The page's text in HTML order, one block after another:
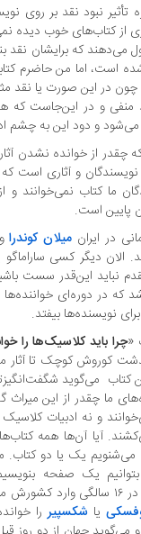
تأثیر نبود نقد بر روی
از کتاب‌های خوب دیده
می‌دهند که برایشان نقد
شده است، اما من حاضرم
چون در این صورت یا
منفی و در این‌جاست که
و دود این به چشم
چقدر از خوانده نشدن
نویسندگان و آثاری است
ما کتاب نمی‌خوانند و
پایین است.
در ایران میلان کوندرا
الان دیگر کسی
نباید این‌قدر سست
که در دوره‌ای
برای نویسنده‌ها بیفتد.
«چرا باید کلاسیک‌ها را
کوروش کوچک تا آثار
کتاب می‌گوید
ما چقدر از این میراث
و نه ادبیات
آیا آن‌ها همه
یک صفحه
می‌گوید تو
یا شکسپیررا